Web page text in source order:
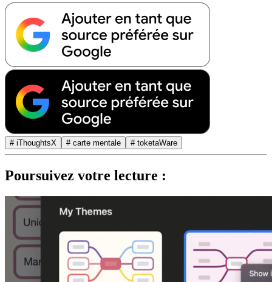
# iThoughtsX # carte mentale # toketaWare
Poursuivez votre lecture :